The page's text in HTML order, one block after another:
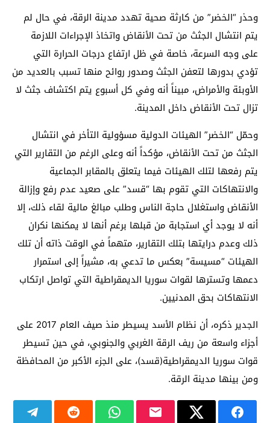
وحذر “الخضر” من كارثة صحية تهدد مدينة الرقة، في حال لم
يتم انتشال الجثث من تحت الأنقاض واتخاذ الإجراءات اللازمة
على وجه السرعة، خاصة في ظل ارتفاع درجات الحرارة التي
تؤدي بدورها لتعفن الجثث وصدور روائح منها تسبب بالعديد من
الأوبئة والأمراض، مبيناً أنه وفي كل أسبوع يتم اكتشاف جثث لا
تزال تحت الأنقاض داخل المدينة.
وحمّل “الخضر” الهيئات الدولية مسؤولية التأخر في انتشال
الجثث من تحت الأنقاض، مؤكداً أنه وعلى الرغم من التقارير التي
يتم رفعها لتلك الهيئات فيما يتعلق بالمقابر الجماعية
والانتهاكات التي تقوم بها “قسد” على صعيد عدم رفع وإزالة
الأنقاض واستغلال حاجة الناس وطلب مبالغ مالية لقاء ذلك، إلا
أنه لا يوجد أي استجابة من قبلها برغم أنها لا يمكنها نكران
ذلك وعدم درايتها بتلك التقارير، متهماً في الوقت ذاته أن تلك
الهيئات “مسيسة” بعكس ما تدعي به، مشيراً إلى استمرار
دعمها وتسترها لقوات سوريا الديمقراطية التي تواصل ارتكاب
الانتهاكات بحق المدنيين.
الجدير ذكره، أن نظام الأسد يسيطر منذ صيف العام 2017 على
أجزاء واسعة من ريف الرقة الغربي والجنوبي، في حين تسيطر
قوات سوريا الديمقراطية(قسد)، على الجزء الأكبر من المحافظة
ومن بينها مدينة الرقة.